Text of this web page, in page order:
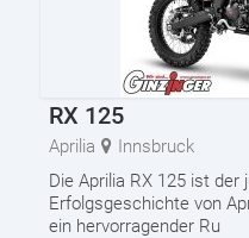
RX 125
Aprilia
Innsbruck
Die Aprilia RX 125 ist der
Erfolgsgeschichte von
ein hervorragender Ru